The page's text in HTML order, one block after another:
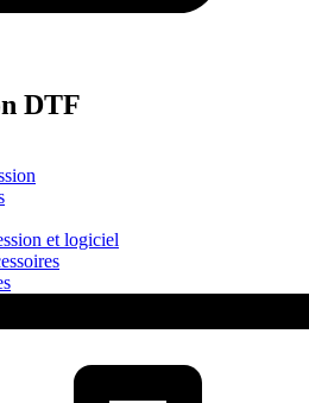
DTF
et logiciel